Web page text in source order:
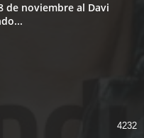
de noviembre al Davi
4232